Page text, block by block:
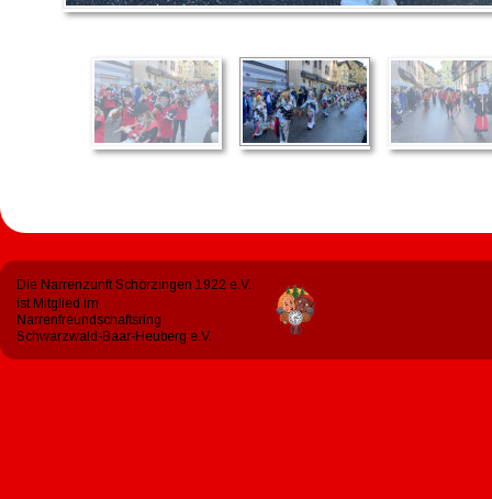
Die Narrenzunft Schörzingen 1922 e.V.
ist Mitglied im
Narrenfreundschaftsring
Schwarzwald-Baar-Heuberg e.V.